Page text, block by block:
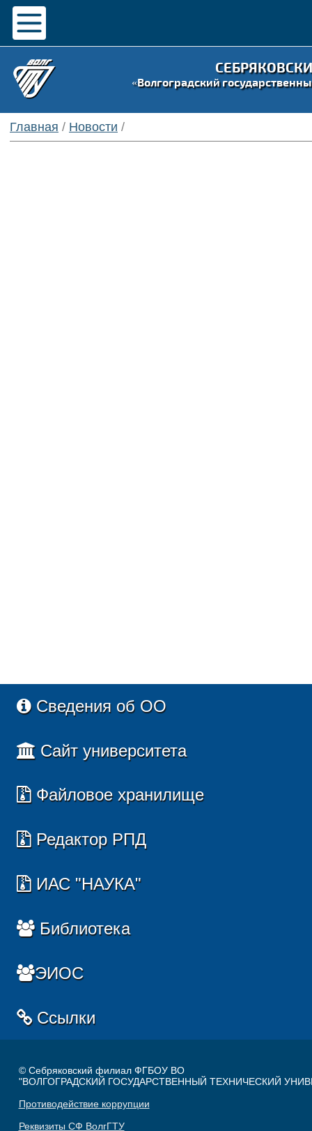
«Волгоградский
Главная / Новости /
Сведения об ОО
Сайт университета
Файловое хранилище
Редактор РПД
ИАС "НАУКА"
Библиотека
ЭИОС
Ссылки
© Себряковский филиал ФГБОУ ВО
"ВОЛГОГРАДСКИЙ ГОСУДАРСТВЕННЫЙ ТЕХНИЧЕСКИЙ
Противодействие коррупции
Реквизиты СФ ВолгГТУ